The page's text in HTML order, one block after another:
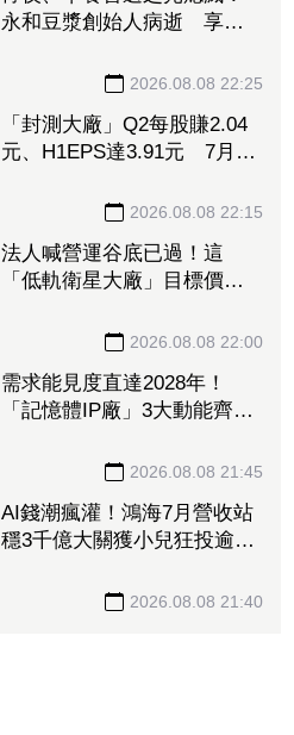
永和豆漿創始人病逝 享壽
2026.08.08 22:25
「封測大廠」Q2每股賺2.04
元、H1EPS達3.91元 7月營
2026.08.08 22:15
法人喊營運谷底已過！這
「低軌衛星大廠」目標價衝
營收估成長20%2026.08.08 22:00
需求能見度直達2028年！
「記憶體IP廠」3大動能齊
2026.08.08 21:45
AI錢潮瘋灌！鴻海7月營收站
穩3千億大關獲小兒狂投逾7
收首跨9千億、法說前夕吸買
2026.08.08 21:40